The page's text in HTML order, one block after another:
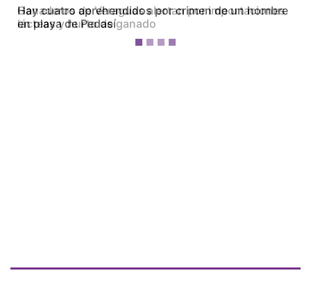
Ganaderos de Veraguas alertan por importaciones
lácteas y hurto de ganado